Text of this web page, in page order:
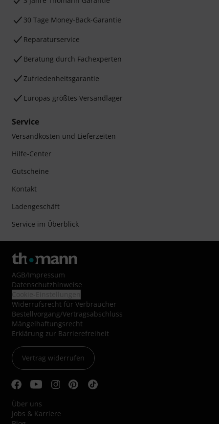
30 Tage Money-Back-Garantie
Reparaturservice
Beratung durch Fachexperten
Zufriedenheitsgarantie
Europas größtes Versandlager
Service
Versandkosten und Lieferzeiten
Hilfe-Center
Gutscheine
Kontakt
Ladengeschäft
Service im Überblick
AGB/Impressum
Datenschutzhinweise
Widerrufsrecht für Verbraucher
Bestellvorgang/Vertragsabschluss
Mängelhaftungsrecht
Erklärung zur Barrierefreiheit
Vertrag widerrufen
Über uns
Jobs & Karriere